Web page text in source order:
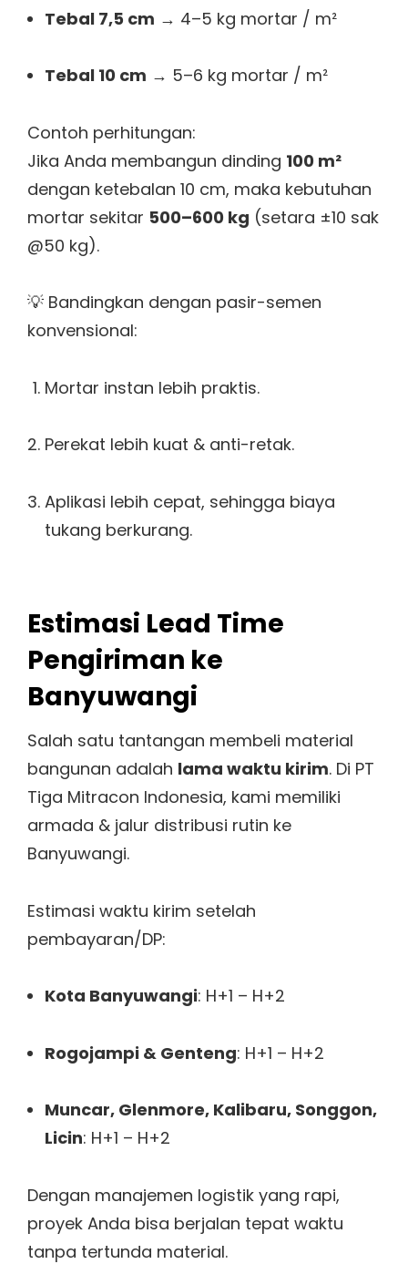
Tebal 7,5 cm → 4–5 kg mortar / m²
Tebal 10 cm → 5–6 kg mortar / m²
Contoh perhitungan:
Jika Anda membangun dinding 100 m²
dengan ketebalan 10 cm, maka kebutuhan
mortar sekitar 500–600 kg (setara ±10 sak
@50 kg).
💡 Bandingkan dengan pasir-semen
konvensional:
Mortar instan lebih praktis.
Perekat lebih kuat & anti-retak.
Aplikasi lebih cepat, sehingga biaya
tukang berkurang.
Estimasi Lead Time
Pengiriman ke
Banyuwangi
Salah satu tantangan membeli material
bangunan adalah lama waktu kirim. Di PT
Tiga Mitracon Indonesia, kami memiliki
armada & jalur distribusi rutin ke
Banyuwangi.
Estimasi waktu kirim setelah
pembayaran/DP:
Kota Banyuwangi: H+1 – H+2
Rogojampi & Genteng: H+1 – H+2
Muncar, Glenmore, Kalibaru, Songgon,
Licin: H+1 – H+2
Dengan manajemen logistik yang rapi,
proyek Anda bisa berjalan tepat waktu
tanpa tertunda material.